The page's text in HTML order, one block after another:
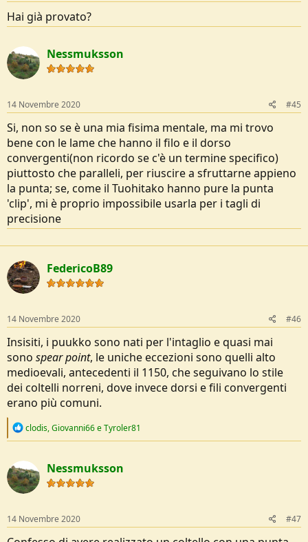
Hai già provato?
Nessmuksson
14 Novembre 2020 #45
Si, non so se è una mia fisima mentale, ma mi trovo
bene con le lame che hanno il filo e il dorso
convergenti(non ricordo se c'è un termine specifico)
piuttosto che paralleli, per riuscire a sfruttarne appieno
la punta; se, come il Tuohitako hanno pure la punta
'clip', mi è proprio impossibile usarla per i tagli di
precisione
FedericoB89
14 Novembre 2020 #46
Insisiti, i puukko sono nati per l'intaglio e quasi mai
sono spear point, le uniche eccezioni sono quelli alto
medioevali, antecedenti il 1150, che seguivano lo stile
dei coltelli norreni, dove invece dorsi e fili convergenti
erano più comuni.
R
c
t
i
o
s
:
clodis,Giovanni66eTyroler81
Nessmuksson
14 Novembre 2020 #47